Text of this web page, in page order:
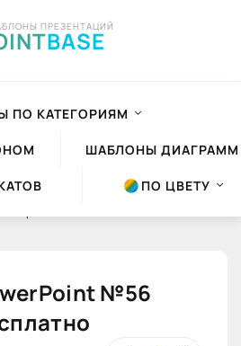
BASE
ПРЕЗЕНТАЦИЙ
ПО КАТЕГОРИЯМ
ШАБЛОНЫ ДИАГРАММ
ПО ЦВЕТУ
№56